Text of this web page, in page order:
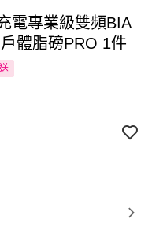
電專業級雙頻BIA
體脂磅PRO 1件